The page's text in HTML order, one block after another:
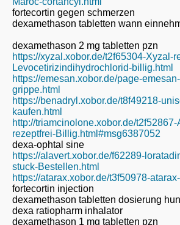
fortecortin gegen schmerzen
dexamethason tabletten wann
dexamethason 2 mg tabletten pzn
https://xyzal.xobor.de/t2f65304-Xyzal-
Levocetirizindihydrochlorid-billig.html
https://emesan.xobor.de/page-
grippe.html
https://benadryl.xobor.de/t8f49218-
kaufen.html
http://triamcinolone.xobor.de/t2f52867-
rezeptfrei-Billig.html#msg6387052
dexa-ophtal sine
https://alavert.xobor.de/f62289-
stuck-Bestellen.html
https://atarax.xobor.de/t3f50978-
fortecortin injection
dexamethason tabletten dosierung
dexa ratiopharm inhalator
dexamethason 1 mg tabletten pzn